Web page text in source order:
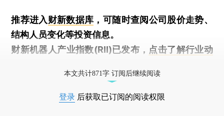
推荐进入财新数据库 ，可随时查阅公司股价走势、
结构人员变化等投资信息。
财新机器人产业指数(RII)已发布， 点击了解行业动
本文共计871字 订阅后继续阅读
登录 后获取已订阅的阅读权限